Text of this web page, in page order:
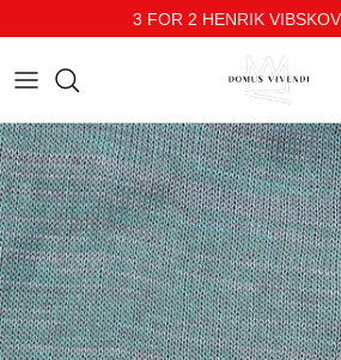
3 FOR 2 HENRIK